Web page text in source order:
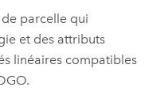
de parcelle qui
et des attributs
linéaires compatibles